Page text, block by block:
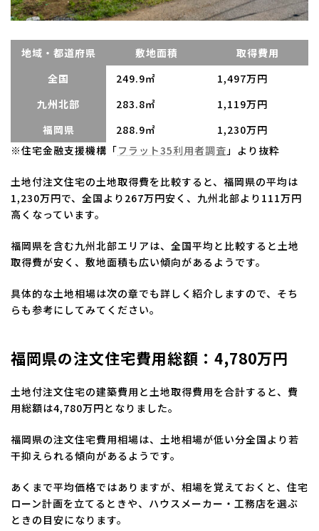
地域・都道府県 敷地面積
取得費用
全国
249.9㎡
1,497万円
九州北部
283.8㎡
1,119万円
福岡県
288.9㎡
1,230万円
※住宅金融支援機構「フラット35利用者調査」より抜粋
土地付注文住宅の土地取得費を比較すると、福岡県の平均は
1,230万円で、全国より267万円安く、九州北部より111万円
高くなっています。
福岡県を含む九州北部エリアは、全国平均と比較すると土地
取得費が安く、敷地面積も広い傾向があるようです。
具体的な土地相場は次の章でも詳しく紹介しますので、そち
らも参考にしてみてください。
福岡県の注文住宅費用総額：4,780万円
土地付注文住宅の建築費用と土地取得費用を合計すると、費
用総額は4,780万円となりました。
福岡県の注文住宅費用相場は、土地相場が低い分全国より若
干抑えられる傾向があるようです。
あくまで平均価格ではありますが、相場を覚えておくと、住宅
ローン計画を立てるときや、ハウスメーカー・工務店を選ぶ
ときの目安になります。